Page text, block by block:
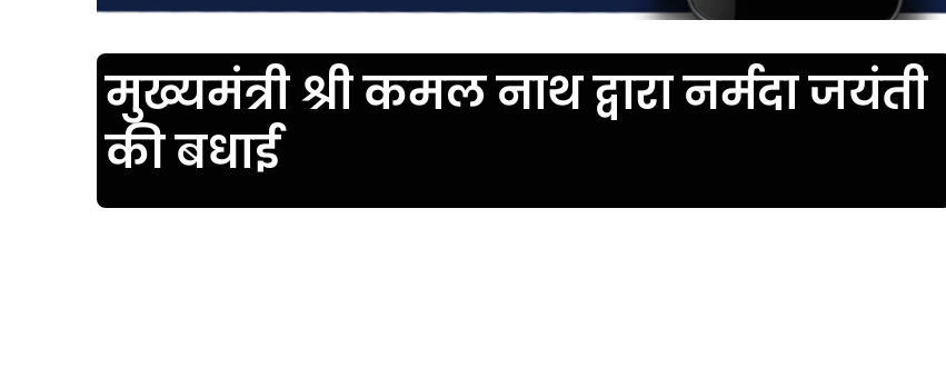
मुख्यमंत्री श्री कमल नाथ द्वारा नर्मदा जयंती
की बधाई